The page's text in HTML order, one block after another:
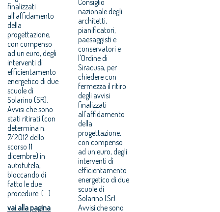
finalizzati
all’affidamento
della
progettazione,
con compenso
ad un euro, degli
interventi di
efficientamento
energetico di due
scuole di
Solarino (SR).
Avvisi che sono
stati ritirati (con
determina n.
7/2012 dello
scorso 11
dicembre) in
autotutela,
bloccando di
fatto le due
procedure. (...)
vai alla pagina
nazionale degli
architetti,
pianificatori,
paesaggisti e
conservatori e
l'Ordine di
Siracusa, per
chiedere con
fermezza il ritiro
degli avvisi
finalizzati
all'affidamento
della
progettazione,
con compenso
ad un euro, degli
interventi di
efficientamento
energetico di due
scuole di
Solarino (Sr).
Avvisi che sono